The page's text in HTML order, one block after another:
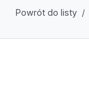
Powrót do listy